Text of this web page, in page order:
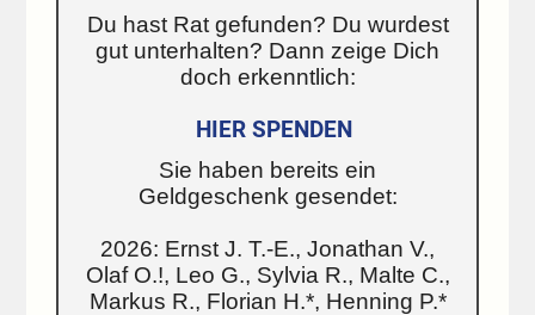
Du hast Rat gefunden? Du wurdest
gut unterhalten? Dann zeige Dich
doch erkenntlich:
HIER SPENDEN
Sie haben bereits ein
Geldgeschenk gesendet:
2026: Ernst J. T.-E., Jonathan V.,
Olaf O.!, Leo G., Sylvia R., Malte C.,
Markus R., Florian H.*, Henning P.*